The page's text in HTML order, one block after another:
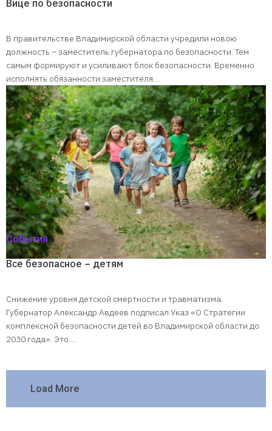
Вице по безопасности
В правительстве Владимирской области учредили новою
должность – заместитель губернатора по безопасности. Тем
самым формируют и усиливают блок безопасности. Временно
исполнять обязанности заместителя…
События
Все безопасное – детям
Снижение уровня детской смертности и травматизма.
Губернатор Александр Авдеев подписал Указ «О Стратегии
комплексной безопасности детей во Владимирской области до
2030 года». Это…
Load More